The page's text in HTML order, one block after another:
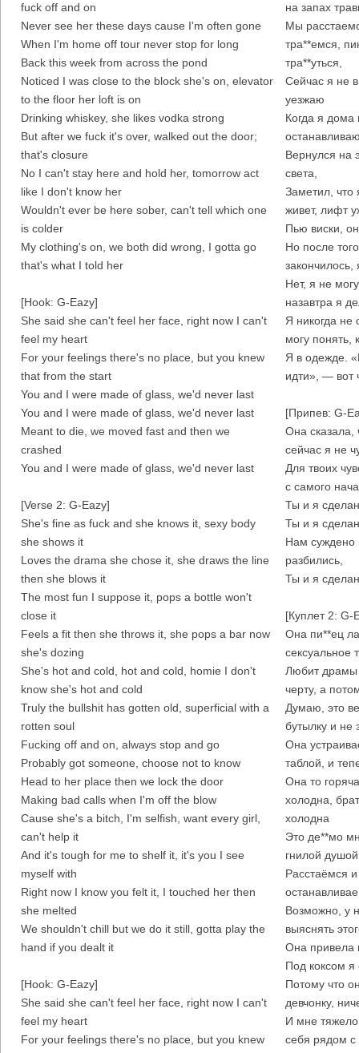
fuck off and on
Never see her these days cause I'm often gone
When I'm home off tour never stop for long
Back this week from across the pond
Noticed I was close to the block she's on, elevator
to the floor her loft is on
Drinking whiskey, she likes vodka strong
But after we fuck it's over, walked out the door;
that's closure
No I can't stay here and hold her, tomorrow act
like I don't know her
Wouldn't ever be here sober, can't tell which one
is colder
My clothing's on, we both did wrong, I gotta go
that's what I told her
[Hook: G-Eazy]
She said she can't feel her face, right now I can't
feel my heart
For your feelings there's no place, but you knew
that from the start
You and I were made of glass, we'd never last
You and I were made of glass, we'd never last
Meant to die, we moved fast and then we
crashed
You and I were made of glass, we'd never last
[Verse 2: G-Eazy]
She's fine as fuck and she knows it, sexy body
she shows it
Loves the drama she chose it, she draws the line
then she blows it
The most fun I suppose it, pops a bottle won't
close it
Feels a fit then she throws it, she pops a bar now
she's dozing
She's hot and cold, hot and cold, homie I don't
know she's hot and cold
Truly the bullshit has gotten old, superficial with a
rotten soul
Fucking off and on, always stop and go
Probably got someone, choose not to know
Head to her place then we lock the door
Making bad calls when I'm off the blow
Cause she's a bitch, I'm selfish, want every girl,
can't help it
And it's tough for me to shelf it, it's you I see
myself with
Right now I know you felt it, I touched her then
she melted
We shouldn't chill but we do it still, gotta play the
hand if you dealt it
[Hook: G-Eazy]
She said she can't feel her face, right now I can't
feel my heart
For your feelings there's no place, but you knew
на запах
Мы
тра**емся,
тра**уться,
Сейчас я не
уезжаю
Когда я дома
Вернулся на
света,
Заметил, что
живет, лифт
Пью виски,
Но после
Нет, я не
назавтра я
Я никогда не
могу понять,
Я в одежде.
идти», — вот
[Припев: G-
Она сказала,
сейчас я не
Для твоих
с самого
Ты и я
Ты и я
Нам суждено
разбились,
Ты и я
[Куплет 2: G-
Она пи**ец
сексуальное
Любит драмы
черту, а
Думаю, это
бутылку и не
Она
таблой, и
Она то
холодна,
холодна
Это де**мо
гнилой
Расстаёмся
Возможно, у
выяснять
Она привела
Под коксом
Потому что
девчонку,
И мне тяжело
себя рядом с